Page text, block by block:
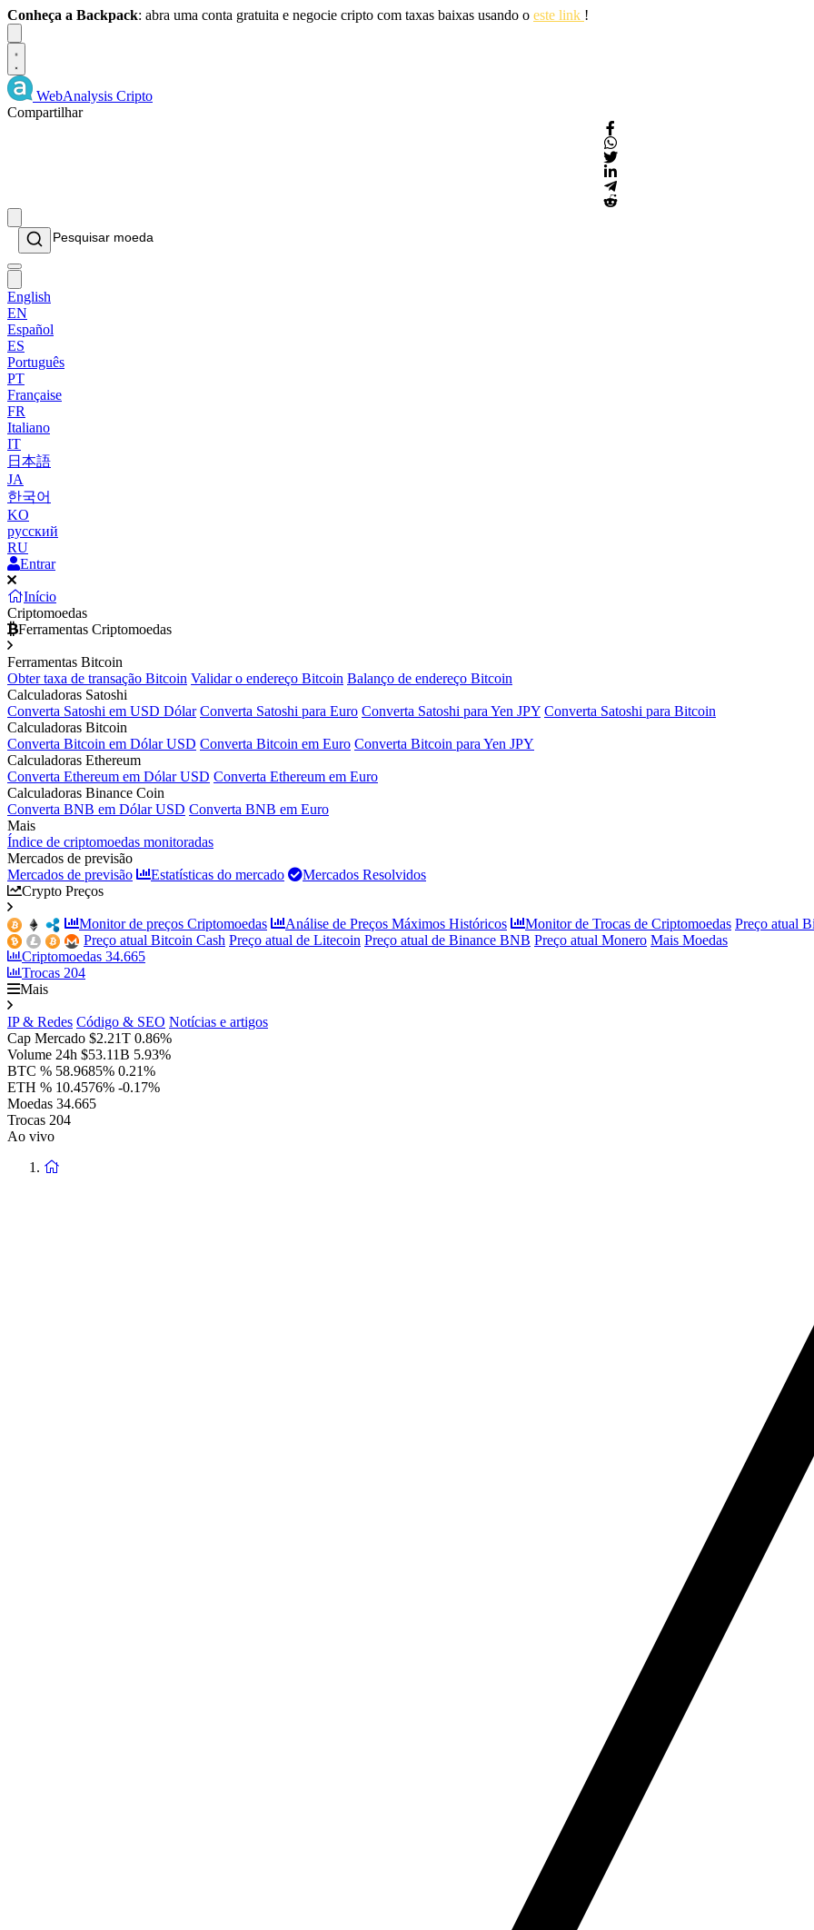
Conheça a Backpack: abra uma conta gratuita e negocie cripto com taxas baixas usando o este link !
WebAnalysis Cripto
Compartilhar
English
EN
Español
ES
Português
PT
Française
FR
Italiano
IT
日本語
JA
한국어
KO
русский
RU
Entrar
Início
Criptomoedas
Ferramentas Criptomoedas
Ferramentas Bitcoin
Obter taxa de transação Bitcoin Validar o endereço Bitcoin Balanço de endereço Bitcoin
Calculadoras Satoshi
Converta Satoshi em USD Dólar Converta Satoshi para Euro Converta Satoshi para Yen JPY Converta Satoshi para Bitcoin
Calculadoras Bitcoin
Converta Bitcoin em Dólar USD Converta Bitcoin em Euro Converta Bitcoin para Yen JPY
Calculadoras Ethereum
Converta Ethereum em Dólar USD Converta Ethereum em Euro
Calculadoras Binance Coin
Converta BNB em Dólar USD Converta BNB em Euro
Mais
Índice de criptomoedas monitoradas
Mercados de previsão
Mercados de previsão
Estatísticas do mercado
Mercados Resolvidos
Crypto Preços
Monitor de preços Criptomoedas Análise de Preços Máximos Históricos Monitor de Trocas de Criptomoedas Preço atual
Preço atual Bitcoin Cash Preço atual de Litecoin Preço atual de Binance BNB Preço atual Monero Mais Moedas
Criptomoedas 34.665
Trocas 204
Mais
IP & Redes Código & SEO Notícias e artigos
Cap Mercado $2.21T 0.86%
Volume 24h $53.11B 5.93%
BTC % 58.9685% 0.21%
ETH % 10.4576% -0.17%
Moedas 34.665
Trocas 204
Ao vivo